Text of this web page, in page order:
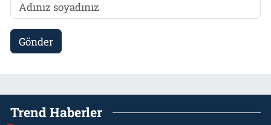
Gönder
Trend Haberler